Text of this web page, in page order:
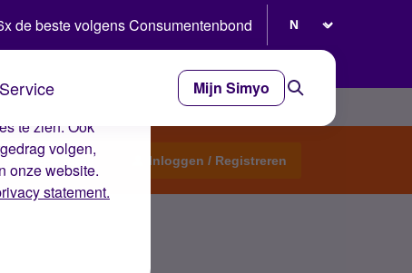
ervaring op de
te zien. Ook
volgen,
onze website.
statement.
de beste volgens Consumentenbond
Service Mijn Simyo
Start een topic Inloggen / Registreren